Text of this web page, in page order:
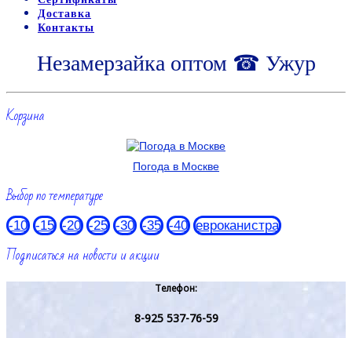
Доставка
Контакты
Незамерзайка оптом ☎ Ужур
Корзина
Погода в Москве
Выбор по температуре
-10 -15 -20 -25 -30 -35 -40 евроканистра
Подписаться на новости и акции
Телефон:
8-925 537-76-59